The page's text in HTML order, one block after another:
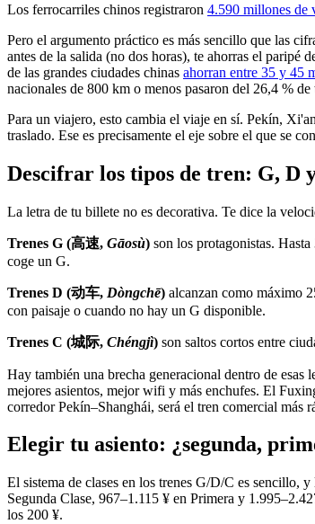
Los ferrocarriles chinos registraron 4.590 millones de
Pero el argumento práctico es más sencillo que las
antes de la salida (no dos horas), te ahorras el paripé
de las grandes ciudades chinas ahorran entre 35 y 45
nacionales de 800 km o menos pasaron del 26,4 %
Para un viajero, esto cambia el viaje en sí. Pekín,
traslado. Ese es precisamente el eje sobre el que se
Descifrar los tipos de tren: G, D
La letra de tu billete no es decorativa. Te dice la
Trenes G (高速, Gāosù) son los protagonistas.
coge un G.
Trenes D (动车, Dòngchē) alcanzan como máximo
con paisaje o cuando no hay un G disponible.
Trenes C (城际, Chéngjì) son saltos cortos entre
Hay también una brecha generacional dentro de
mejores asientos, mejor wifi y más enchufes. El
corredor Pekín–Shanghái, será el tren comercial
Elegir tu asiento: ¿segunda,
El sistema de clases en los trenes G/D/C es sencillo,
Segunda Clase, 967–1.115 ¥ en Primera y
los 200 ¥.